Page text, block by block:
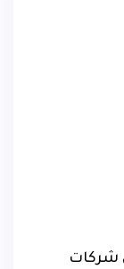
شركات